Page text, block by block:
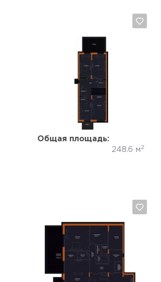
Общая площадь:
248.6 м2
Да, удалить
Да, удалить